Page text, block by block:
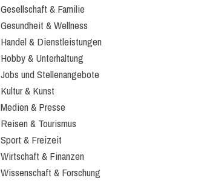
Gesellschaft & Familie
Gesundheit & Wellness
Handel & Dienstleistungen
Hobby & Unterhaltung
Jobs und Stellenangebote
Kultur & Kunst
Medien & Presse
Reisen & Tourismus
Sport & Freizeit
Wirtschaft & Finanzen
Wissenschaft & Forschung